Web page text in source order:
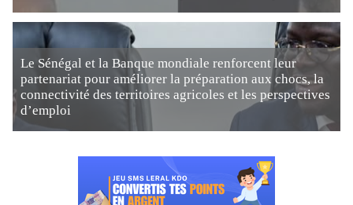
Le Sénégal et la Banque mondiale renforcent leur
partenariat pour améliorer la préparation aux chocs, la
connectivité des territoires agricoles et les perspectives
d’emploi